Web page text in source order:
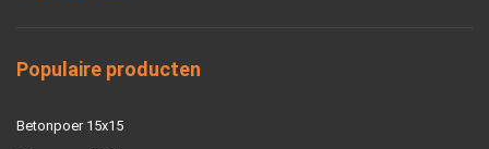
Populaire producten
Betonpoer 15x15